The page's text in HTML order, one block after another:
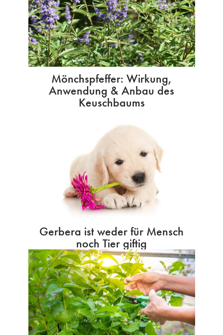
Mönchspfeffer: Wirkung,
Anwendung & Anbau des
Keuschbaums
Gerbera ist weder für Mensch
noch Tier giftig